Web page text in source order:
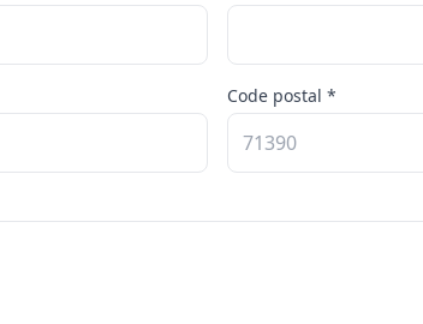
Code postal *